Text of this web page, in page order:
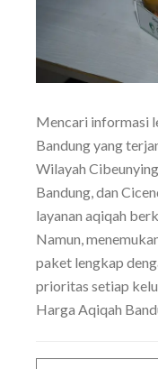
Mencari informasi
Bandung yang
Wilayah
Bandung, dan
layanan aqiqah
Namun,
paket lengkap
prioritas setiap
Harga Aqiqah